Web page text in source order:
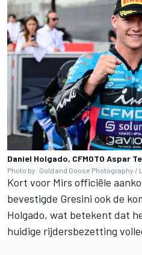
Daniel Holgado, CFMOTO Aspar
Photo by: Gold and Goose Photography /
Kort voor Mirs officiële
bevestigde Gresini ook de
Holgado, wat betekent dat
huidige rijdersbezetting